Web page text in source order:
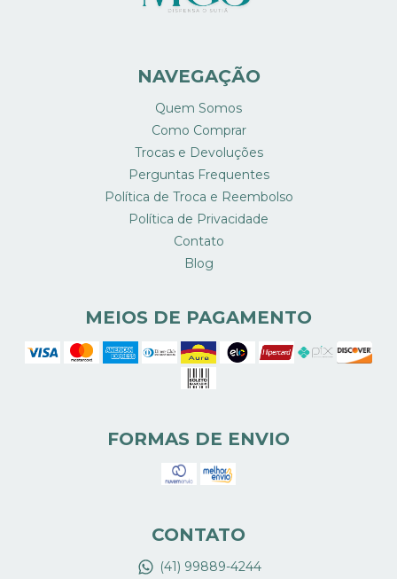
NAVEGAÇÃO
Quem Somos
Como Comprar
Trocas e Devoluções
Perguntas Frequentes
Política de Troca e Reembolso
Política de Privacidade
Contato
Blog
MEIOS DE PAGAMENTO
FORMAS DE ENVIO
CONTATO
(41) 99889-4244